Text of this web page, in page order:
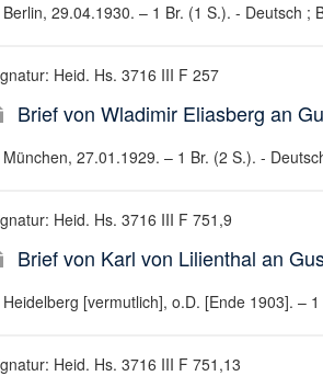
Berlin, 29.04.1930. – 1 Br. (1 S.). - Deutsch ;
Heid. Hs. 3716 III F 257
Brief von Wladimir Eliasberg an
München, 27.01.1929. – 1 Br. (2 S.). -
Heid. Hs. 3716 III F 751,9
Brief von Karl von Lilienthal an
Heidelberg [vermutlich], o.D. [Ende 1903]. –
Heid. Hs. 3716 III F 751,13